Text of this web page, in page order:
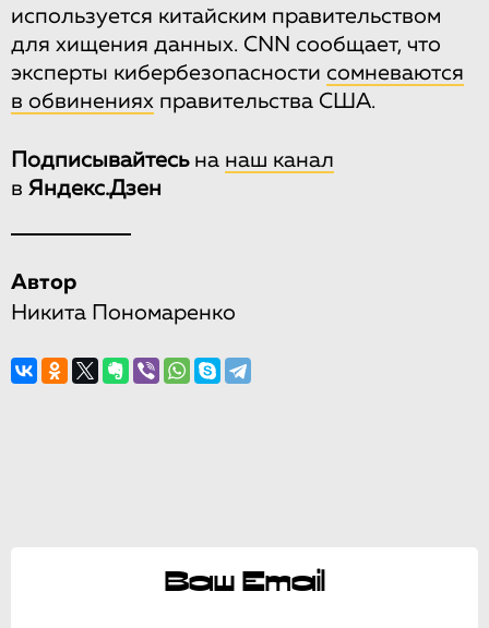
используется китайским правительством
для хищения данных. CNN сообщает, что
эксперты кибербезопасности сомневаются
в обвинениях правительства США.
Подписывайтесьна наш канал
в Яндекс.Дзен
Автор
Никита Пономаренко
Ваш Email